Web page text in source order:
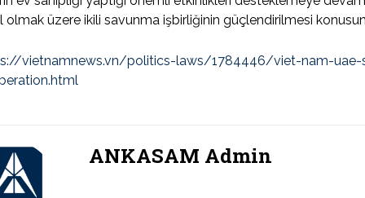
olmak üzere ikili savunma işbirliğinin güçlendirilmesi
vietnamnews.vn/politics-laws/1784446/viet-nam-
ANKASAM Admin